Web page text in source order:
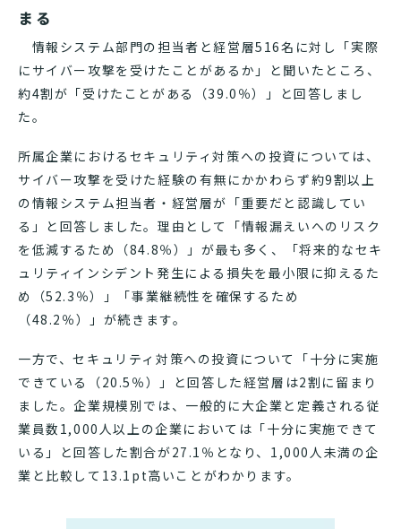
まる
情報システム部門の担当者と経営層516名に対し「実際
にサイバー攻撃を受けたことがあるか」と聞いたところ、
約4割が「受けたことがある（39.0％）」と回答しまし
た。
所属企業におけるセキュリティ対策への投資については、
サイバー攻撃を受けた経験の有無にかかわらず約9割以上
の情報システム担当者・経営層が「重要だと認識してい
る」と回答しました。理由として「情報漏えいへのリスク
を低減するため（84.8％）」が最も多く、「将来的なセキ
ュリティインシデント発生による損失を最小限に抑えるた
め（52.3％）」「事業継続性を確保するため
（48.2％）」が続きます。
一方で、セキュリティ対策への投資について「十分に実施
できている（20.5％）」と回答した経営層は2割に留まり
ました。企業規模別では、一般的に大企業と定義される従
業員数1,000人以上の企業においては「十分に実施できて
いる」と回答した割合が27.1％となり、1,000人未満の企
業と比較して13.1pt高いことがわかります。